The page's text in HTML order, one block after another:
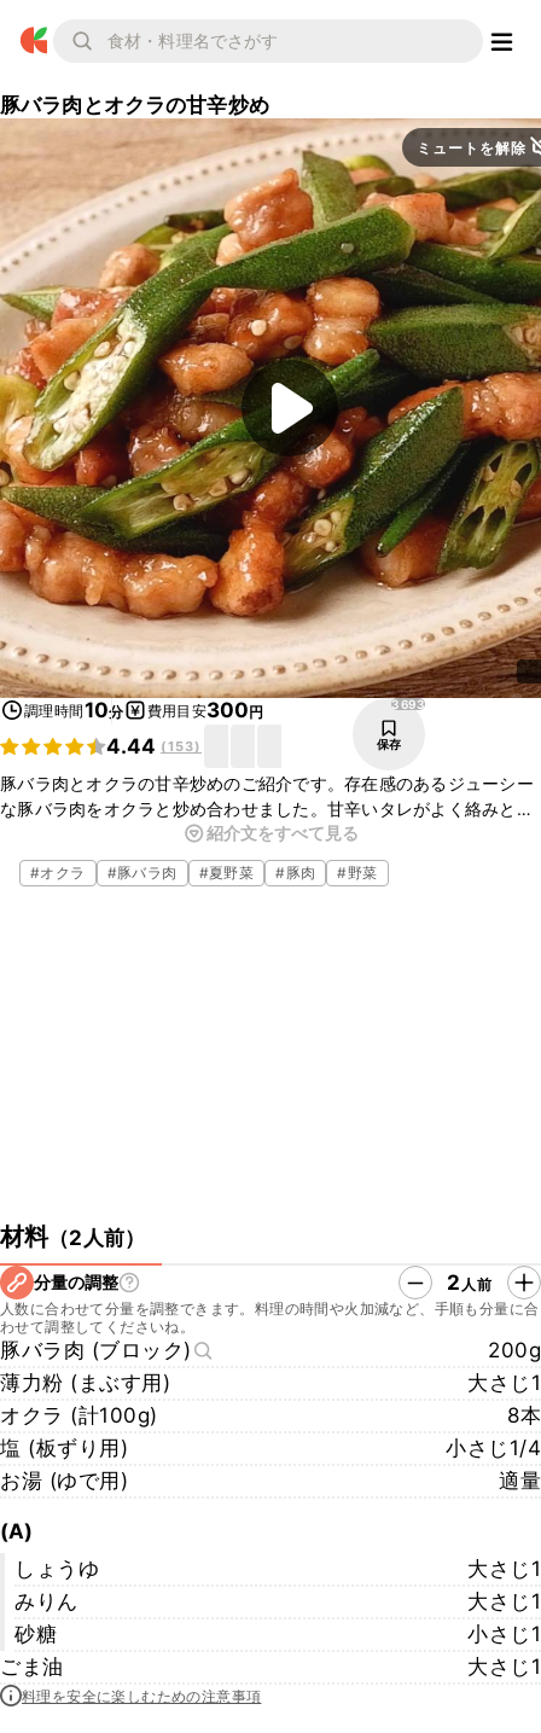
豚バラ肉とオクラの甘辛炒め
ミュートを解除
調理時間10分 費用目安300円
4.44 (153)
3693
保存
豚バラ肉とオクラの甘辛炒めのご紹介です。存在感のあるジューシー
な豚バラ肉をオクラと炒め合わせました。甘辛いタレがよく絡みとて
もおいしいですよ。ぜひお試しください。
紹介文をすべて見る
#オクラ #豚バラ肉 #夏野菜 #豚肉 #野菜
材料（2人前）
分量の調整 2 人前
人数に合わせて分量を調整できます。料理の時間や火加減など、手順も分量に合
わせて調整してくださいね。
豚バラ肉 (ブロック)
200g
薄力粉 (まぶす用)
大さじ1
オクラ (計100g)
8本
塩 (板ずり用)
小さじ1/4
お湯 (ゆで用)
適量
(A)
しょうゆ
大さじ1
みりん
大さじ1
砂糖
小さじ1
ごま油
大さじ1
料理を安全に楽しむための注意事項